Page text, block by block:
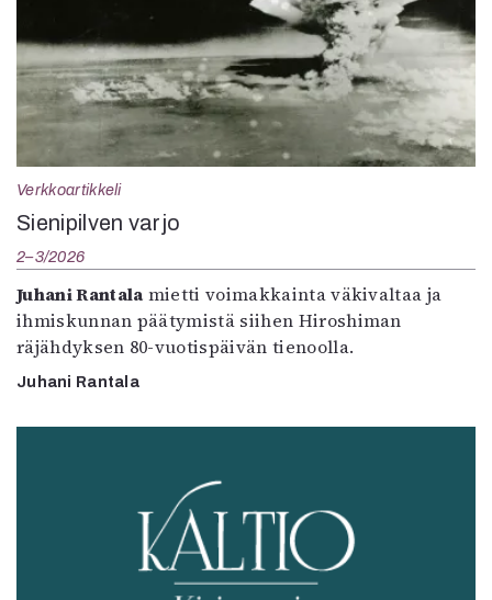
Verkkoartikkeli
Sienipilven varjo
2–3/2026
Juhani Rantala mietti voimakkainta väkivaltaa ja
ihmiskunnan päätymistä siihen Hiroshiman
räjähdyksen 80-vuotispäivän tienoolla.
Juhani Rantala